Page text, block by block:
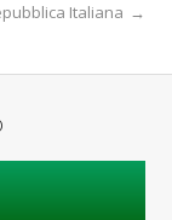
Italiana →